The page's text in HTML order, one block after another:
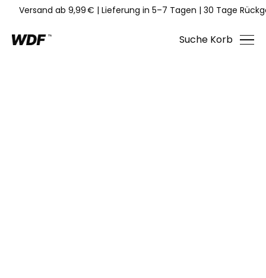
Versand ab 9,99 € | Lieferung in 5–7 Tagen | 30 Tage
Suche Korb